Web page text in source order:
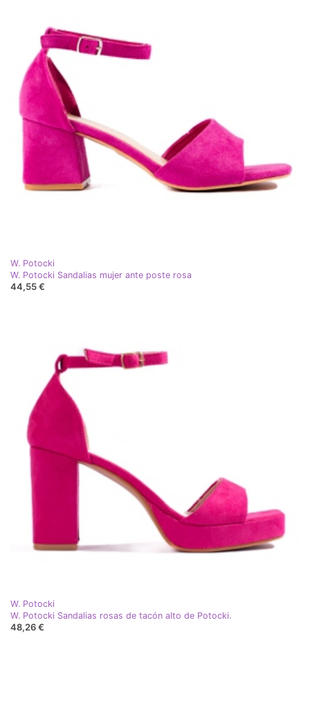
W. Potocki
W. Potocki Sandalias mujer ante poste rosa
44,55 €
W. Potocki
W. Potocki Sandalias rosas de tacón alto de Potocki.
48,26 €